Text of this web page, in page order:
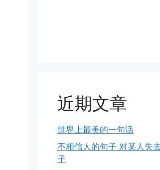
近期文章
世界上最美的一句话
不相信人的句子 对某人失
子